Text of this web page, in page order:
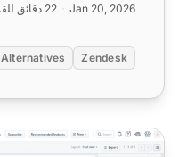
Jan 20, 2026 22 دقائق للقراءة
Zendesk
Alternatives
أفضل 15 بديل لـ Freshdesk لعام 2025